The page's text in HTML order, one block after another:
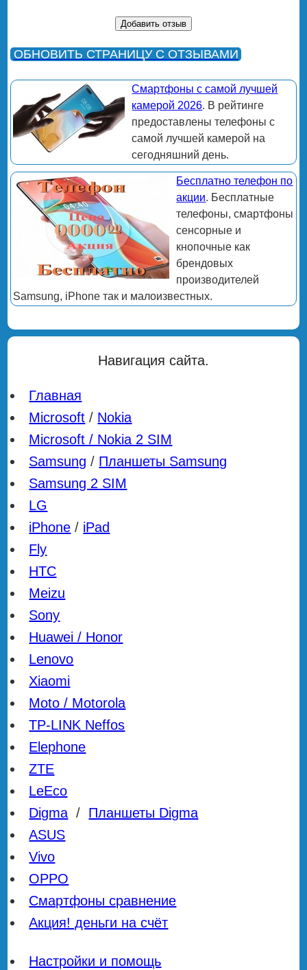
ОБНОВИТЬ СТРАНИЦУ С ОТЗЫВАМИ
Смартфоны с самой лучшей
камерой 2026. В рейтинге
предоставлены телефоны с
самой лучшей камерой на
сегодняшний день.
Бесплатно телефон по
акции. Бесплатные
телефоны, смартфоны
сенсорные и
кнопочные как
брендовых
производителей
Samsung, iPhone так и малоизвестных.
Навигация сайта.
Главная
Microsoft / Nokia
Microsoft / Nokia 2 SIM
Samsung / Планшеты Samsung
Samsung 2 SIM
LG
iPhone / iPad
Fly
HTC
Meizu
Sony
Huawei / Honor
Lenovo
Xiaomi
Moto / Motorola
TP-LINK Neffos
Elephone
ZTE
LeEco
Digma/ Планшеты Digma
ASUS
Vivo
OPPO
Смартфоны сравнение
Акция! деньги на счёт
Настройки и помощь